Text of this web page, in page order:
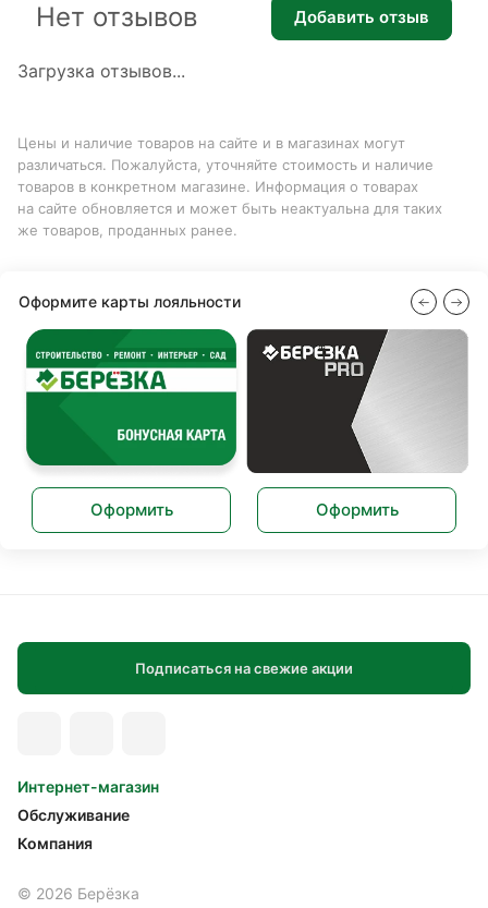
Загрузка отзывов...
Нет отзывов Добавить отзыв
Цены и наличие товаров на сайте и в магазинах могут
различаться. Пожалуйста, уточняйте стоимость и наличие
товаров в конкретном магазине. Информация о товарах
на сайте обновляется и может быть неактуальна для таких
же товаров, проданных ранее.
Оформите карты лояльности
Оформить Оформить
Подписаться на свежие акции
Интернет-магазин
Обслуживание
Компания
© 2026 Берёзка